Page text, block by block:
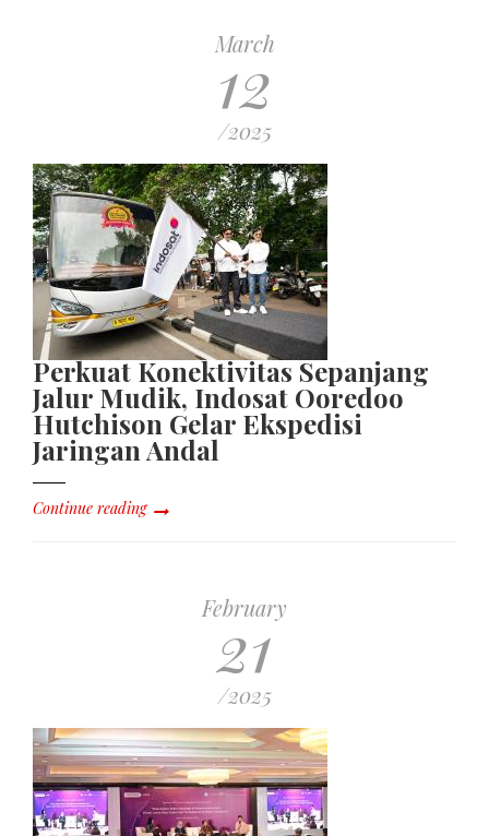
March
12
/2025
Perkuat Konektivitas Sepanjang
Jalur Mudik, Indosat Ooredoo
Hutchison Gelar Ekspedisi
Jaringan Andal
Continue reading
February
21
/2025